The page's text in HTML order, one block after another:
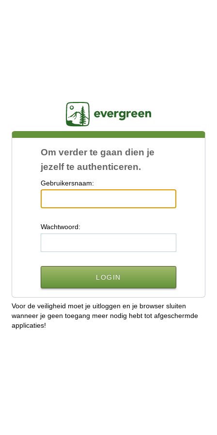
Om verder te gaan dien je
jezelf te authenticeren.
Gebruikersnaam:
Wachtwoord:
Voor de veiligheid moet je uitloggen en je browser sluiten
wanneer je geen toegang meer nodig hebt tot afgeschermde
applicaties!